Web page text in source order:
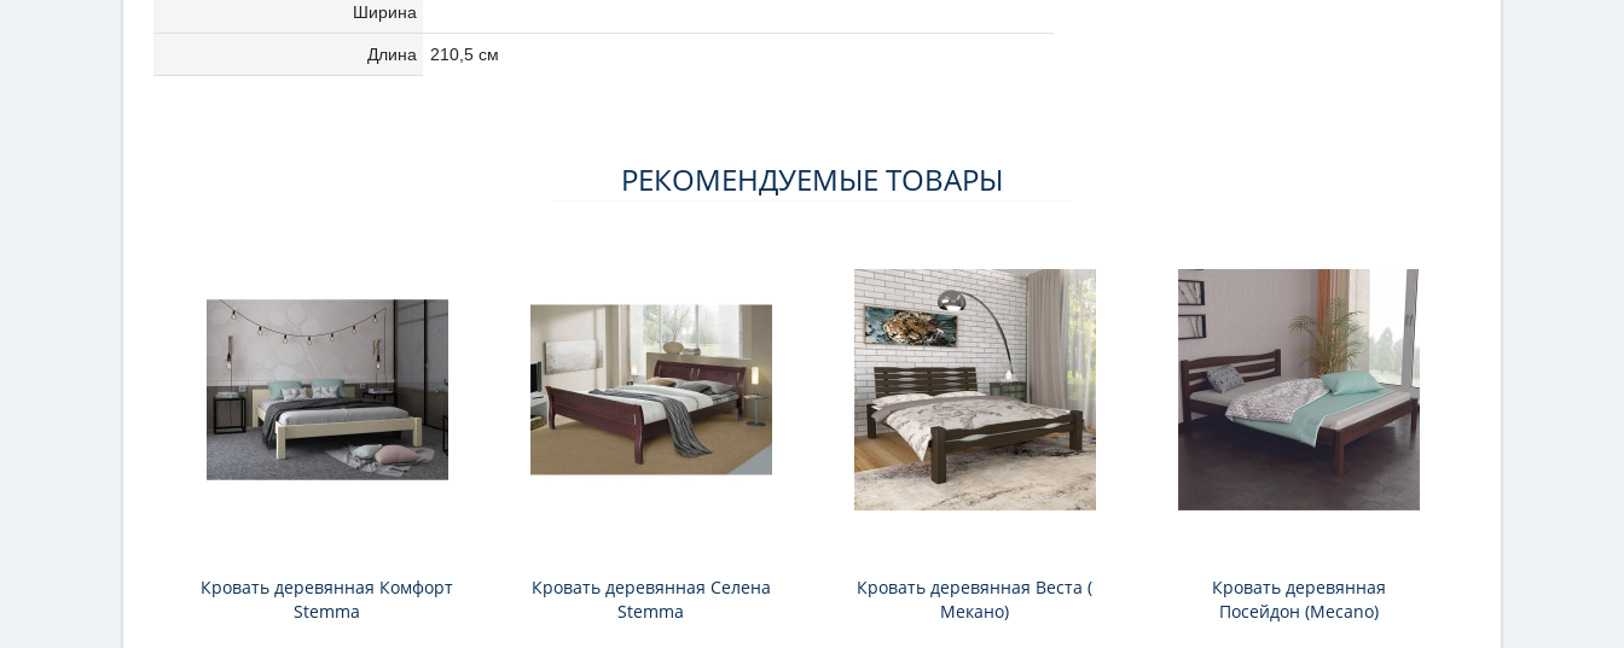
Ширина
Длина 210,5 см
РЕКОМЕНДУЕМЫЕ ТОВАРЫ
Кровать деревянная Комфорт
Stemma
Кровать деревянная Селена
Stemma
Кровать деревянная Веста (
Мекано)
Кровать деревянная
Посейдон (Mecano)